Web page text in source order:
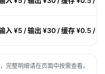
入 ¥5 / 输出 ¥30 / 缓存 ¥0.5 /
完整明细请在页面中按需查看。